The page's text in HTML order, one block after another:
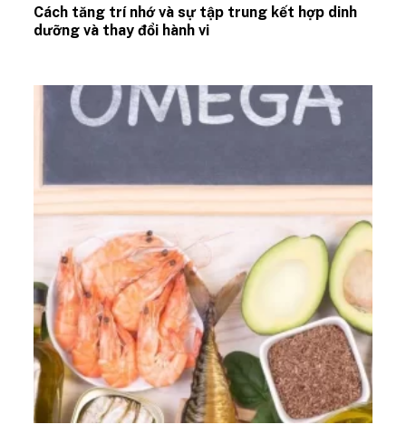
Cách tăng trí nhớ và sự tập trung kết hợp dinh
dưỡng và thay đổi hành vi